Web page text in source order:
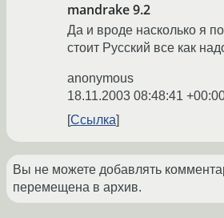
mandrake 9.2
Да и вроде насколько я
стоит Русский все как
anonymous
18.11.2003 08:48:41
Ссылка
Вы не можете добавлять
перемещена в архив.